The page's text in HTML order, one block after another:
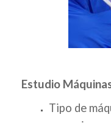
Estudio
Tipo de